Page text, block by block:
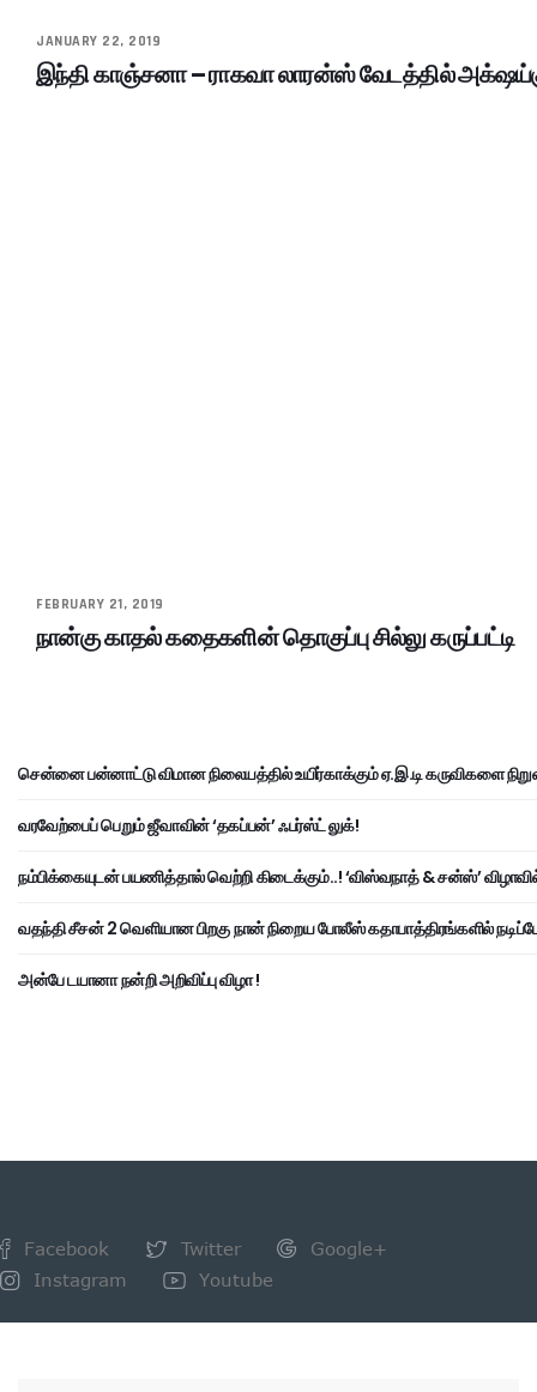
JANUARY 22, 2019
இந்தி காஞ்சனா – ராகவா லாரன்ஸ் வேடத்தில்
FEBRUARY 21, 2019
நான்கு காதல் கதைகளின் தொகுப்பு சில்லு கருப்பட்டி
சென்னை பன்னாட்டு விமான நிலையத்தில் உயிர்காக்கும் ஏ.இ.டி கருவிகளை
வரவேற்பைப் பெறும் ஜீவாவின் ‘தகப்பன்’ ஃபர்ஸ்ட் லுக்!
நம்பிக்கையுடன் பயணித்தால் வெற்றி கிடைக்கும்..! ‘விஸ்வநாத் & சன்ஸ்’
வதந்தி சீசன் 2 வெளியான பிறகு நான் நிறைய போலீஸ் கதாபாத்திரங்களில்
அன்பே டயானா நன்றி அறிவிப்பு விழா !
Facebook Twitter
Google+
Instagram
Youtube